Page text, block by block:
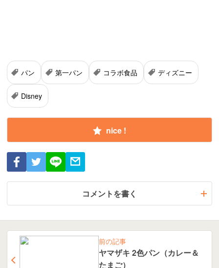
パン 第一パン コラボ食品 ディズニー
Disney
nice !
コメントを書く
前の記事
ヤマザキ 2色パン（カレー＆
たまご）